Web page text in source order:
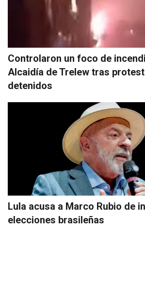
Controlaron un foco de
Alcaidía de Trelew tras
detenidos
Lula acusa a Marco Rubio de
elecciones brasileñas